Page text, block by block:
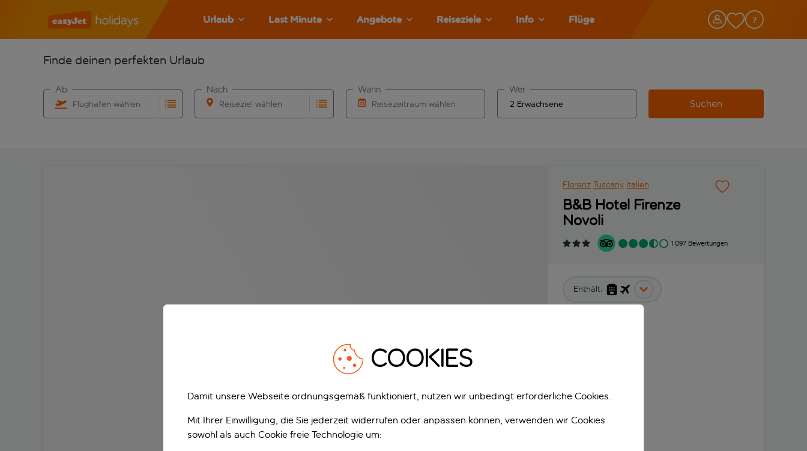
Urlaub Last Minute Angebote Reiseziele Info Flüge
Finde deinen perfekten Urlaub
Flughafen wählen
Ab
Reiseziel wählen
Nach
Reisezeitraum wählen
Wann Wer
Suchen
Florenz Tuscany Italien
B&B Hotel Firenze
Novoli
1.097 Bewertungen
Enthält:
COOKIES
Damit unsere Webseite ordnungsgemäß funktioniert, nutzen wir unbedingt erforderliche Cookies.
Mit Ihrer Einwilligung, die Sie jederzeit widerrufen oder anpassen können, verwenden wir Cookies
sowohl als auch Cookie freie Technologie um: